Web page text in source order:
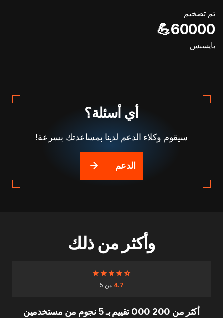
تم تضخيم
60000💪
بايسبس
أي أسئلة؟
سيقوم وكلاء الدعم لدينا بمساعدتك بسرعة!
الدعم
وأكثر من ذلك
4.7 من 5
أكثر من 200 000 تقييم بـ 5 نجوم من مستخدمين